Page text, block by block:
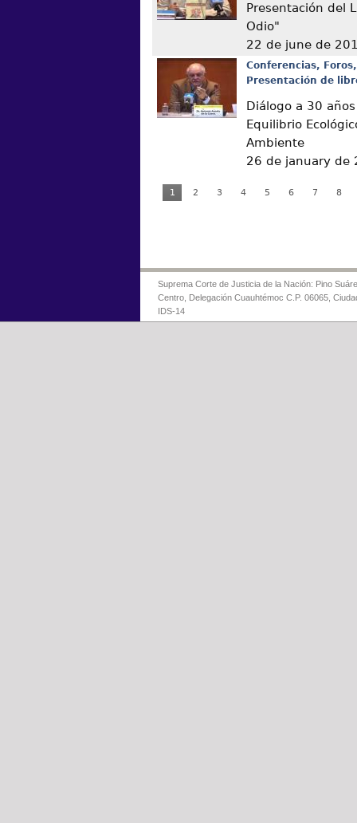
Presentación del
Odio"
22 de june de
Conferencias,
Presentación de
Diálogo a 30
Equilibrio
Ambiente
26 de january de
1 2 3 4 5 6 7 8
Suprema Corte de Justicia de la Nación: Pino
Centro, Delegación Cuauhtémoc C.P. 06065,
IDS-14